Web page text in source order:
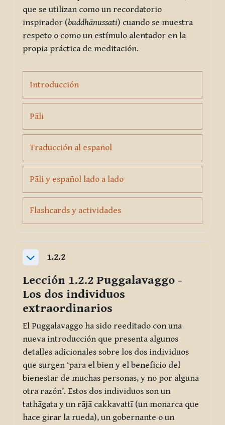
que se utilizan como un recordatorio
inspirador (buddhānussati) cuando se muestra
respeto o como un estímulo alentador en la
propia práctica de meditación.
IntroducciónPage
PāliPage
Traducción al españolPage
Pāli y español lado a ladoPage
Flashcards y actividadesPage
Collapse
1.2.2
Lección 1.2.2 Puggalavaggo -
Los dos individuos
extraordinarios
El Puggalavaggo ha sido reeditado con una
nueva introducción que presenta algunos
detalles adicionales sobre los dos individuos
que surgen ‘para el bien y el beneficio del
bienestar de muchas personas, y no por alguna
otra razón’. Estos dos individuos son un
tathāgata y un rājā cakkavattī(un monarca que
hace girar la rueda), un gobernante o un